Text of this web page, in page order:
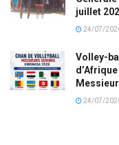
juillet
24/07/
Volley-
24/07/